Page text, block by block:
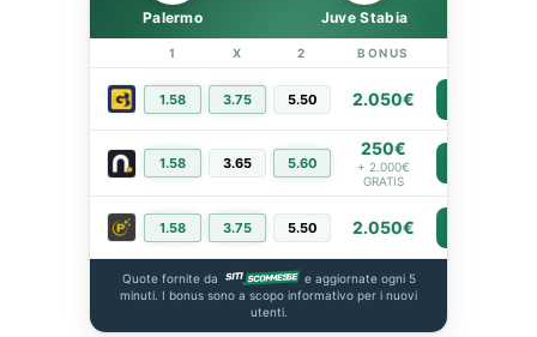
Palermo Juve Stabia
1 X 2 BONUS
1.58 3.75 5.50 2.050€
1.58 3.65 5.60
250€
+ 2.000€
GRATIS
1.58 3.75 5.50 2.050€
Quote fornite da
e aggiornate ogni 5
minuti. I bonus sono a scopo informativo per i nuovi
utenti.